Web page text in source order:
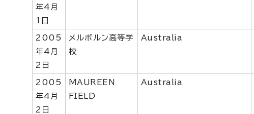
年4月
1日
2005
年4月
2日
メルボルン高等学
校
Australia
2005
年4月
2日
MAUREEN
FIELD
Australia